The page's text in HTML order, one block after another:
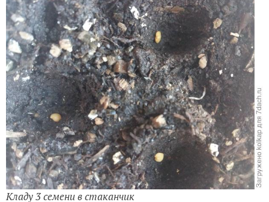
Кладу 3 семени в стаканчик